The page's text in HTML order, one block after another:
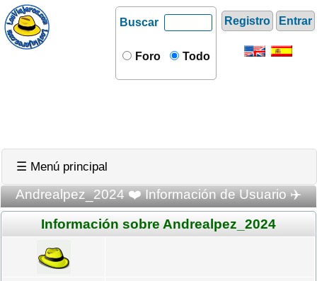
Registro Entrar
Buscar
Foro Todo
☰ Menú principal
Andrealpez_2024 ❤️ Información de Usuario ✈️
Información sobre Andrealpez_2024